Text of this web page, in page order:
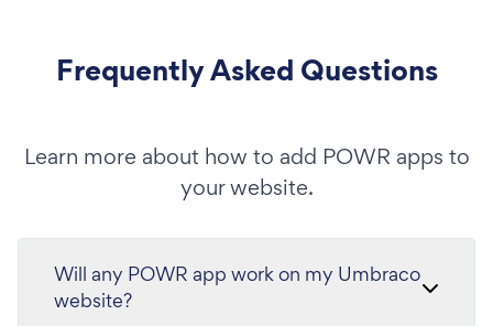
Frequently Asked Questions
Learn more about how to add POWR apps to
your website.
Will any POWR app work on my Umbraco
website?